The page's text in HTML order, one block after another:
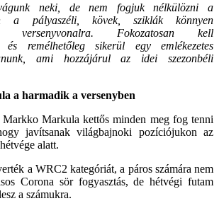
neki, de nem fogjuk nélkülözni a
a pályaszéli, kövek, sziklák könnyen
versenyvonalra. Fokozatosan kell
és remélhetőleg sikerül egy emlékezetes
ami hozzájárul az idei szezonbéli
a harmadik a versenyben
Markula kettős minden meg fog tenni
javítsanak világbajnoki pozíciójukon az
alatt.
a WRC2 kategóriát, a páros számára nem
Corona sör fogyasztás, de hétvégi futam
a számukra.